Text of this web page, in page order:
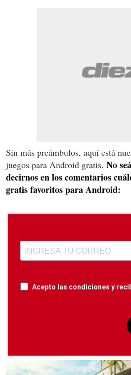
Sin más preámbulos, aquí está
juegos para Android gratis. No
decirnos en los comentarios
gratis favoritos para Android:
Acepto las condiciones y